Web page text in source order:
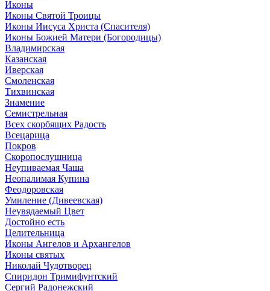
Иконы
Иконы Святой Троицы
Иконы Иисуса Христа (Спасителя)
Иконы Божией Матери (Богородицы)
Владимирская
Казанская
Иверская
Смоленская
Тихвинская
Знамение
Семистрельная
Всех скорбящих Радость
Всецарица
Покров
Скоропослушница
Неупиваемая Чаша
Неопалимая Купина
Феодоровская
Умиление (Дивеевская)
Неувядаемый Цвет
Достойно есть
Целительница
Иконы Ангелов и Архангелов
Иконы святых
Николай Чудотворец
Спиридон Тримифунтский
Сергий Радонежский